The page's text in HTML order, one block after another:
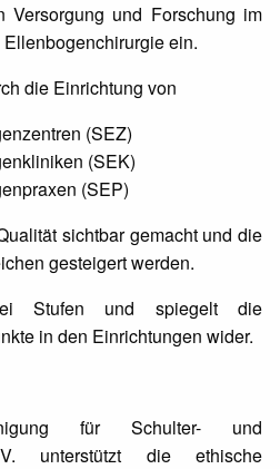
Versorgung und Forschung im
ein.
die Einrichtung von
(SEZ)
(SEK)
(SEP)
sichtbar gemacht und die
gesteigert werden.
Stufen und spiegelt die
in den Einrichtungen wider.
für Schulter- und
unterstützt die ethische